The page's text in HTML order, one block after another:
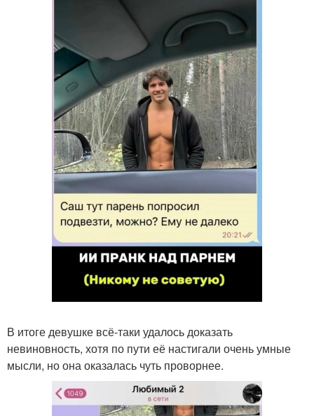
В итоге девушке всё-таки удалось доказать
невиновность, хотя по пути её настигали очень умные
мысли, но она оказалась чуть проворнее.